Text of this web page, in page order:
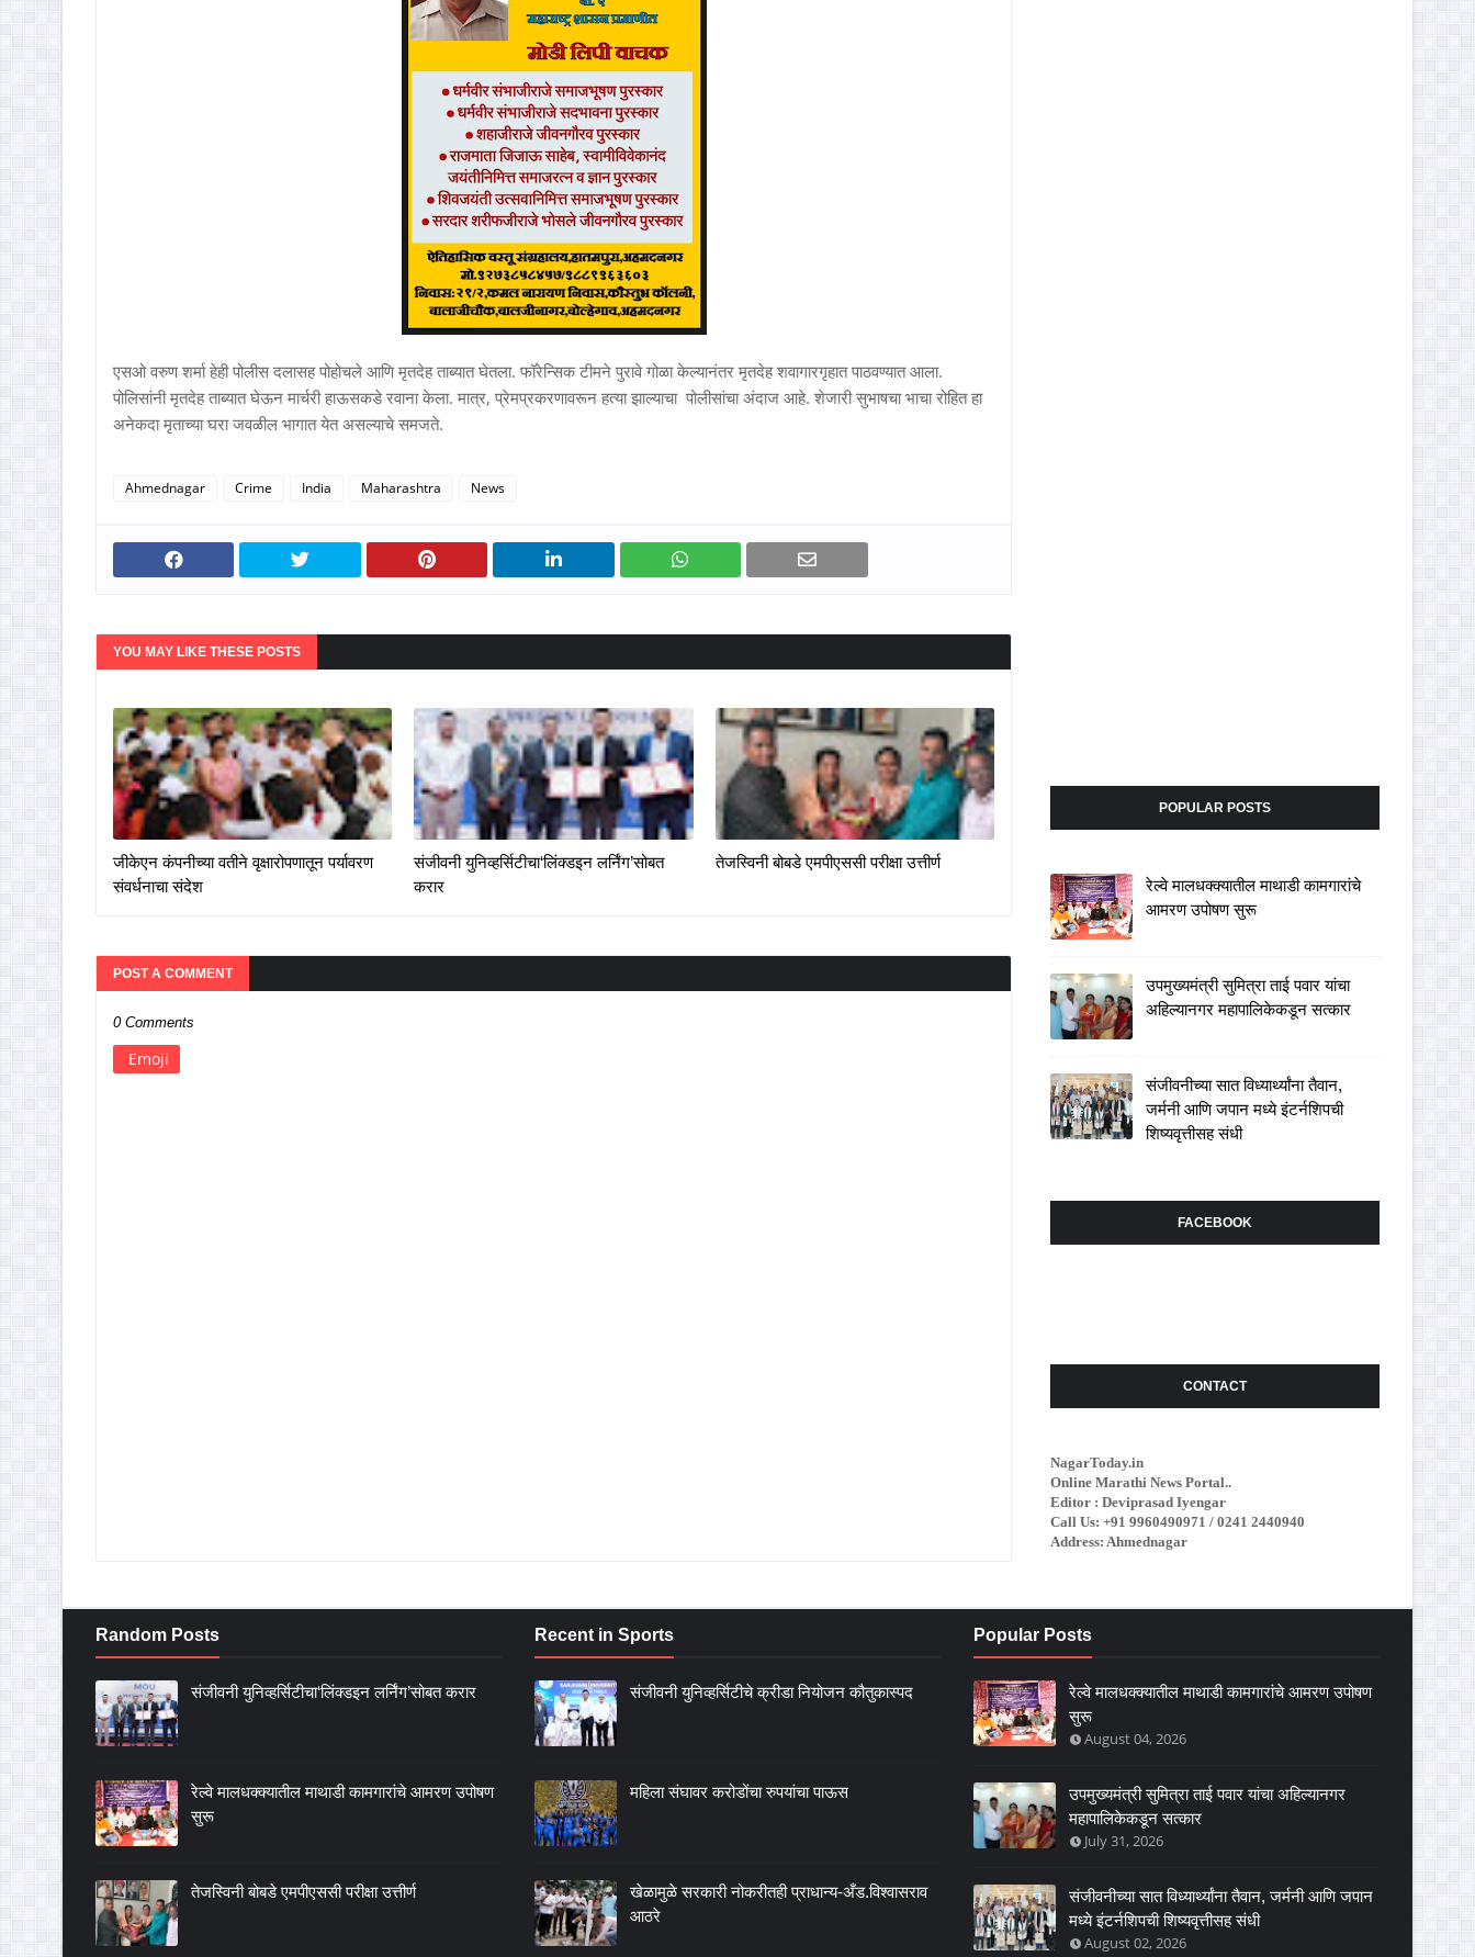
एसओ वरुण शर्मा हेही पोलीस दलासह पोहोचले आणि मृतदेह ताब्यात घेतला. फॉरेन्सिक टीमने पुरावे गोळा केल्यानंतर मृतदेह शवागारगृहात पाठवण्यात आला.
पोलिसांनी मृतदेह ताब्यात घेऊन मार्चरी हाऊसकडे रवाना केला. मात्र, प्रेमप्रकरणावरून हत्या झाल्याचा पोलीसांचा अंदाज आहे. शेजारी सुभाषचा भाचा रोहित हा
अनेकदा मृताच्या घरा जवळील भागात येत असल्याचे समजते.
Ahmednagar Crime India Maharashtra News
YOU MAY LIKE THESE POSTS
जीकेएन कंपनीच्या वतीने वृक्षारोपणातून पर्यावरण
संवर्धनाचा संदेश
संजीवनी युनिव्हर्सिटीचा‘लिंक्डइन लर्निंग’सोबत
करार
तेजस्विनी बोबडे एमपीएससी परीक्षा उत्तीर्ण
POST A COMMENT
0 Comments
Emoji
POPULAR POSTS
रेल्वे मालधक्क्यातील माथाडी कामगारांचे
आमरण उपोषण सुरू
उपमुख्यमंत्री सुमित्रा ताई पवार यांचा
अहिल्यानगर महापालिकेकडून सत्कार
संजीवनीच्या सात विध्यार्थ्यांना तैवान,
जर्मनी आणि जपान मध्ये इंटर्नशिपची
शिष्यवृत्तीसह संधी
FACEBOOK
CONTACT
NagarToday.in
Online Marathi News Portal..
Editor : Deviprasad Iyengar
Call Us: +91 9960490971 / 0241 2440940
Address: Ahmednagar
Random Posts
संजीवनी युनिव्हर्सिटीचा‘लिंक्डइन लर्निंग’सोबत करार
रेल्वे मालधक्क्यातील माथाडी कामगारांचे आमरण उपोषण
सुरू
तेजस्विनी बोबडे एमपीएससी परीक्षा उत्तीर्ण
Recent in Sports
संजीवनी युनिव्हर्सिटीचे क्रीडा नियोजन कौतुकास्पद
महिला संघावर करोडोंचा रुपयांचा पाऊस
खेळामुळे सरकारी नोकरीतही प्राधान्य-अँड.विश्वासराव
आठरे
Popular Posts
रेल्वे मालधक्क्यातील माथाडी कामगारांचे आमरण उपोषण
सुरू
August 04, 2026
उपमुख्यमंत्री सुमित्रा ताई पवार यांचा अहिल्यानगर
महापालिकेकडून सत्कार
July 31, 2026
संजीवनीच्या सात विध्यार्थ्यांना तैवान, जर्मनी आणि जपान
मध्ये इंटर्नशिपची शिष्यवृत्तीसह संधी
August 02, 2026